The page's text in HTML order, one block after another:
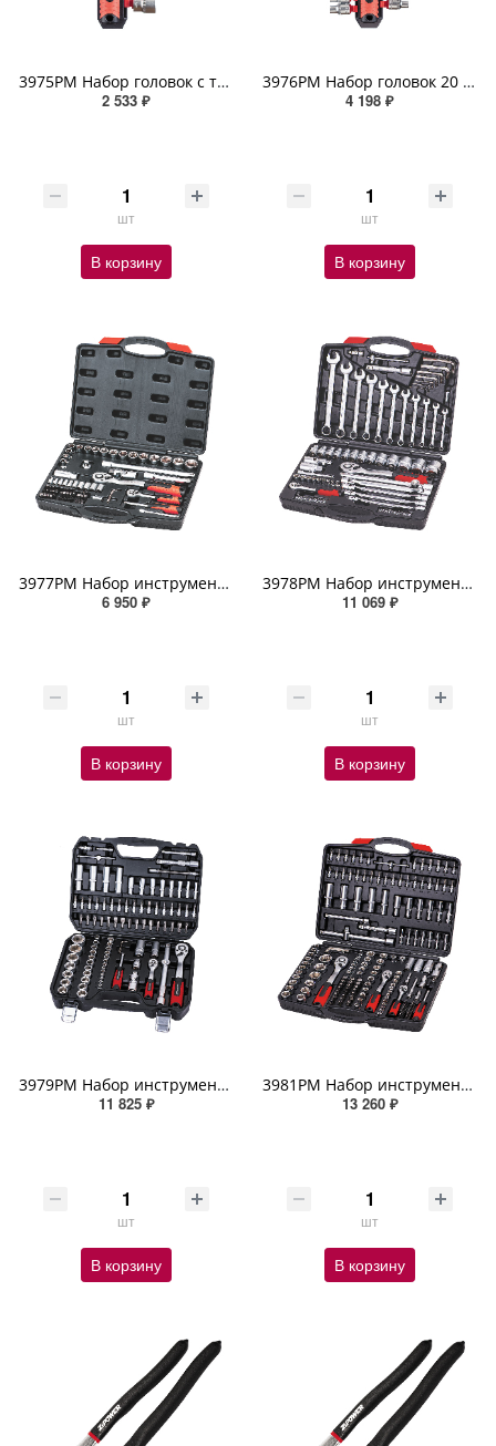
3975PM Набор головок с трещоткой 1/2", хром-ванадий, 12 шт. ZIPOWER
2 533 ₽
шт
В корзину
3976PM Набор головок 20 предметов ZIPOWER
4 198 ₽
шт
В корзину
3977PM Набор инструмента 72 предмета ZIPOWER
6 950 ₽
шт
В корзину
3978PM Набор инструмента 77 предметов ZIPOWER
11 069 ₽
шт
В корзину
3979PM Набор инструмента 94 предмета ZIPOWER
11 825 ₽
шт
В корзину
3981PM Набор инструмента 172 предмета ZIPOWER
13 260 ₽
шт
В корзину